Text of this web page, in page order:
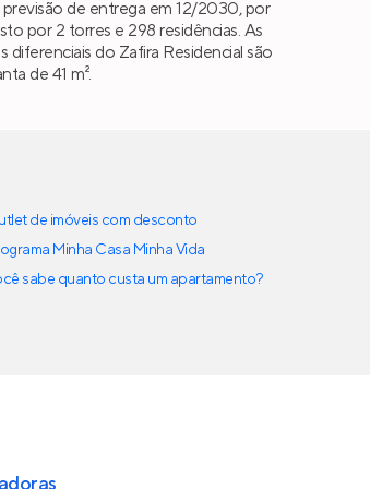
de entrega em 12/2030, por
por 2 torres e 298 residências. As
diferenciais do Zafira Residencial são
de 41 m².
de imóveis com desconto
Minha Casa Minha Vida
sabe quanto custa um apartamento?